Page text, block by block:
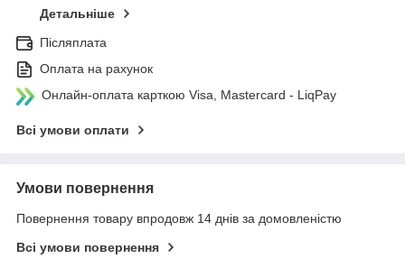
Детальніше
Післяплата
Оплата на рахунок
Онлайн-оплата карткою Visa, Mastercard - LiqPay
Всі умови оплати
Умови повернення
Повернення товару впродовж 14 днів за домовленістю
Всі умови повернення